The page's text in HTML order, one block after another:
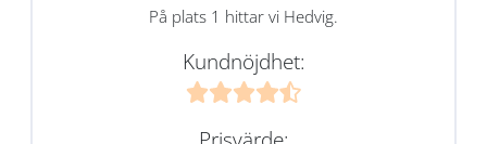
På plats 1 hittar vi Hedvig.
Kundnöjdhet: